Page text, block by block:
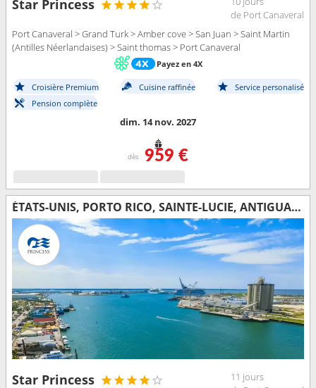
Star Princess
de Port Canaveral
Port Canaveral > Grand Turk > Amber cove > San Juan > Saint Martin
(Antilles Néerlandaises) > Saint thomas > Port Canaveral
Payez en 4X
Croisière Premium Cuisine raffinée
Service personalisé
Pension complète
dim. 14 nov. 2027
dès 959 €
ÉTATS-UNIS, PORTO RICO, SAINTE-LUCIE, ANTIGUA-ET-BARBUDA, SAINT-THOMAS
Star Princess
11 jours